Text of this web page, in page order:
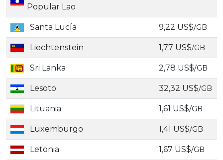
Popular Lao
Santa Lucía 9,22 US$/GB
Liechtenstein 1,77 US$/GB
Sri Lanka 2,78 US$/GB
Lesoto 32,32 US$/GB
Lituania 1,61 US$/GB
Luxemburgo 1,41 US$/GB
Letonia 1,67 US$/GB